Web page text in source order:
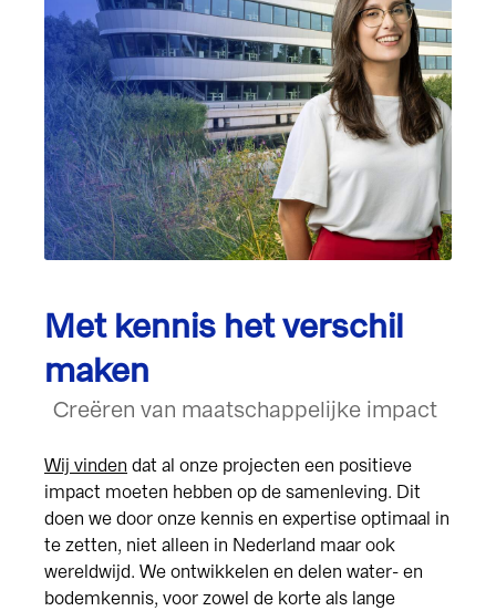
Met kennis het verschil
maken
Creëren van maatschappelijke impact
Wij vinden dat al onze projecten een positieve
impact moeten hebben op de samenleving. Dit
doen we door onze kennis en expertise optimaal in
te zetten, niet alleen in Nederland maar ook
wereldwijd. We ontwikkelen en delen water- en
bodemkennis, voor zowel de korte als lange